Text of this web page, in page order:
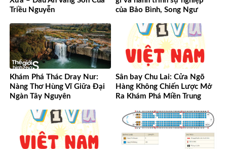
Triều Nguyễn
của Bảo Bình, Song Ngư
Khám Phá Thác Dray Nur:
Nàng Thơ Hùng Vĩ Giữa Đại
Ngàn Tây Nguyên
Sân bay Chu Lai: Cửa Ngõ
Hàng Không Chiến Lược Mở
Ra Khám Phá Miền Trung